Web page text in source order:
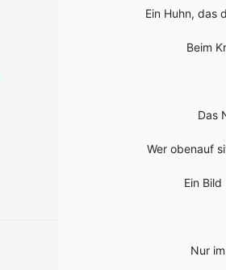
Ein Huhn, das
Beim
Das
Wer obenauf
Ein
Nur